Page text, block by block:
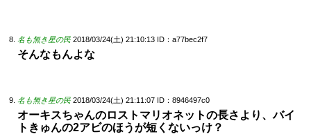
名も無き星の民 2018/03/24(土) 21:10:13 ID：a77bec2f7
そんなもんよな
名も無き星の民 2018/03/24(土) 21:11:07 ID：8946497c0
オーキスちゃんのロストマリオネットの長さより、バイ
トきゅんの2アビのほうが短くないっけ？